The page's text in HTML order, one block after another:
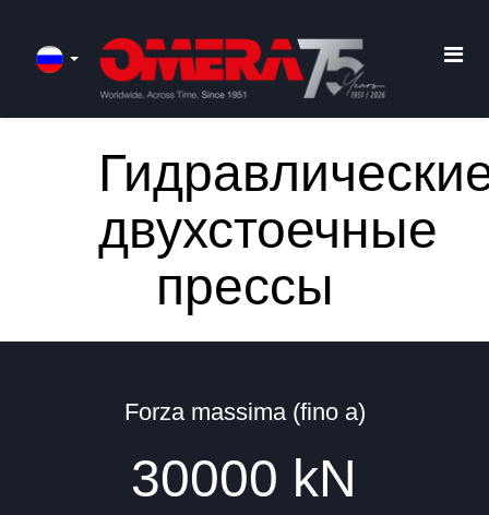
двухстоечные
прессы
Forza massima (fino a)
30000 kN